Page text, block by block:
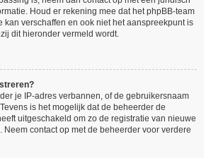
Houd er rekening mee dat het phpBB-team
kan verschaffen en ook niet het aanspreekpunt is
dit hieronder vermeld wordt.
je IP-adres verbannen, of de gebruikersnaam
is het mogelijk dat de beheerder de
uitgeschakeld om zo de registratie van nieuwe
Neem contact op met de beheerder voor verdere